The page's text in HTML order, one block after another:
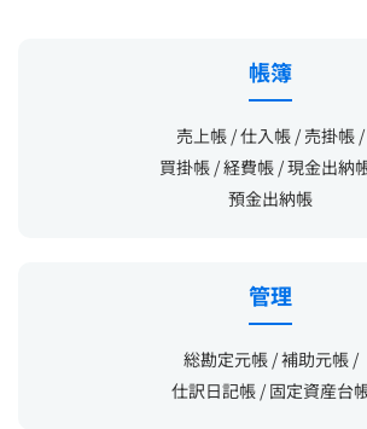
帳簿
売上帳 / 仕入帳 / 売掛帳 /
買掛帳 / 経費帳 / 現金出納
預金出納帳
管理
総勘定元帳 / 補助元帳 /
仕訳日記帳 / 固定資産台